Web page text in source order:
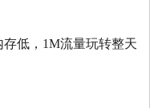
低， 1M流量玩转整天